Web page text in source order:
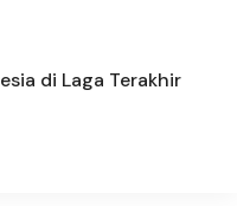
di Laga Terakhir